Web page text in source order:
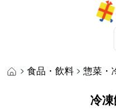
食品・飲料 惣菜・
冷